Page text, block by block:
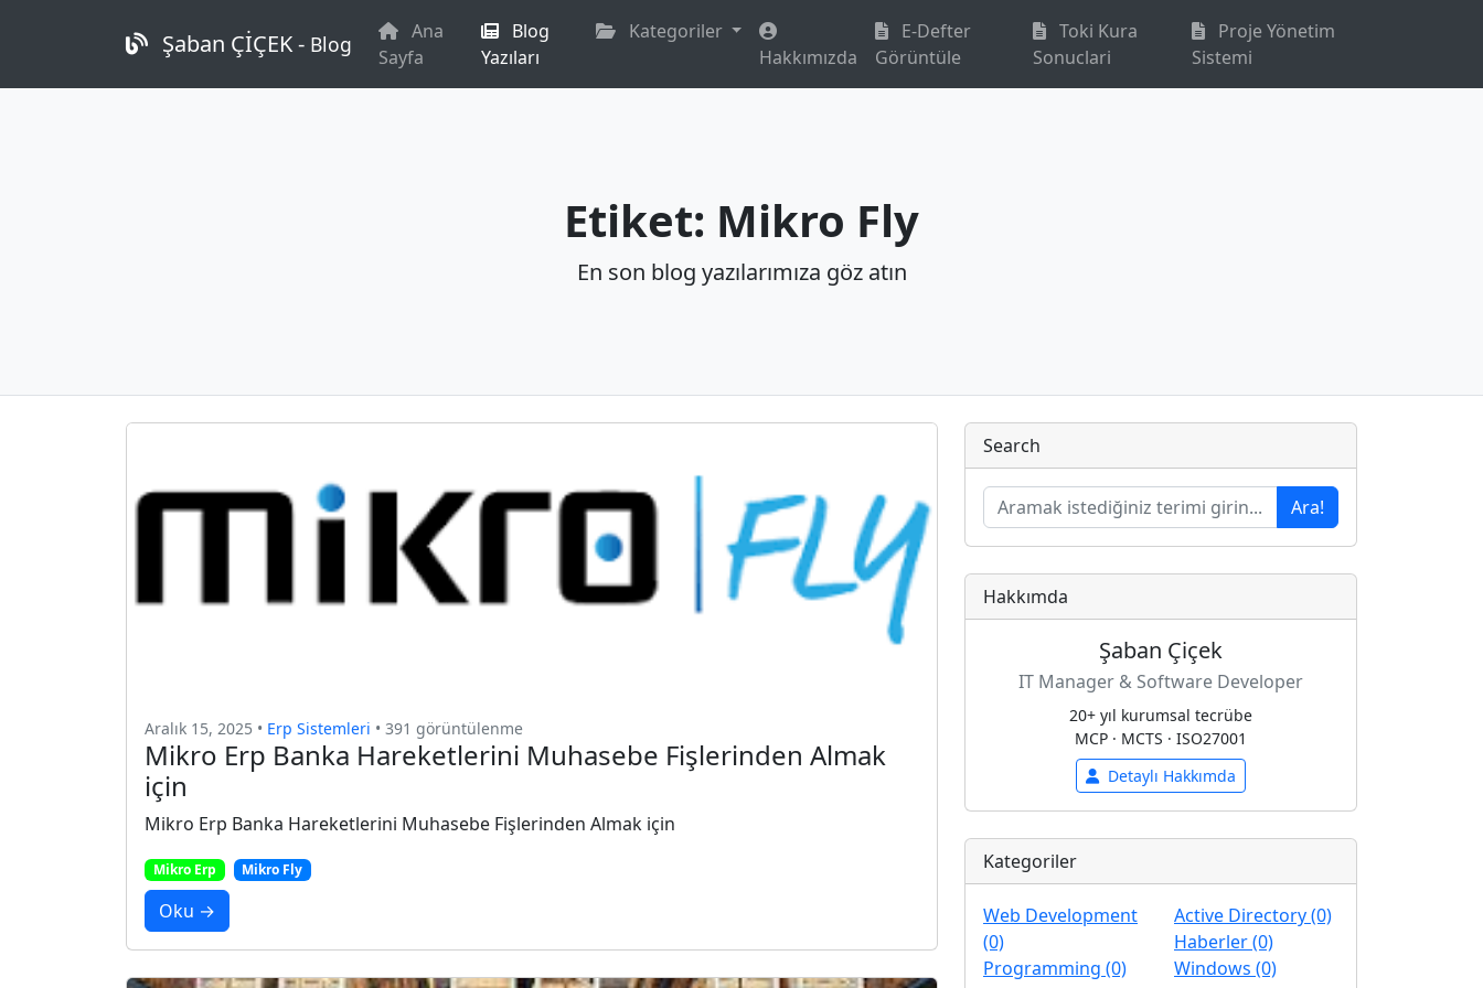
Şaban ÇİÇEK - Blog
Ana
Sayfa
Blog
Yazıları
Kategoriler
Hakkımızda
E-Defter
Görüntüle
Toki Kura
Sonuclari
Proje Yönetim
Sistemi
Etiket: Mikro Fly
En son blog yazılarımıza göz atın
Aralık 15, 2025 • Erp Sistemleri • 391 görüntülenme
Mikro Erp Banka Hareketlerini Muhasebe Fişlerinden Almak
için
Mikro Erp Banka Hareketlerini Muhasebe Fişlerinden Almak için
Mikro Erp Mikro Fly
Oku →
Search
Ara!
Hakkımda
Şaban Çiçek
IT Manager & Software Developer
20+ yıl kurumsal tecrübe
MCP · MCTS · ISO27001
Detaylı Hakkımda
Kategoriler
Web Development
(0)
Programming (0)
Active Directory (0)
Haberler (0)
Windows (0)